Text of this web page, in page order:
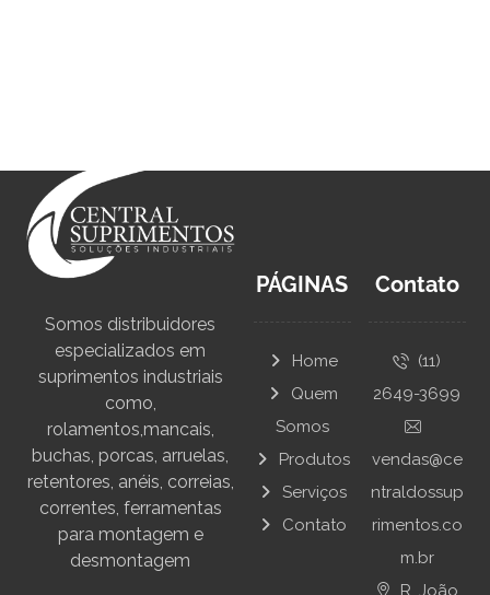
Somos distribuidores
especializados em
suprimentos industriais
como,
rolamentos,mancais,
buchas, porcas, arruelas,
retentores, anéis, correias,
correntes, ferramentas
para montagem e
desmontagem
PÁGINAS
Home
Quem
Somos
Produtos
Serviços
Contato
Contato
(11)
2649-3699
vendas@ce
ntraldossup
rimentos.co
m.br
R. João